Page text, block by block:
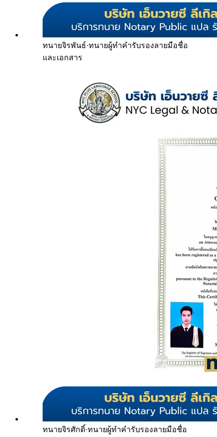
ทนายจิรพันธ์·ทนายผู้ทำคำรับรองลายมือชื่อ
และเอกสาร
ทนายจิรศักดิ์·ทนายผู้ทำคำรับรองลายมือชื่อ